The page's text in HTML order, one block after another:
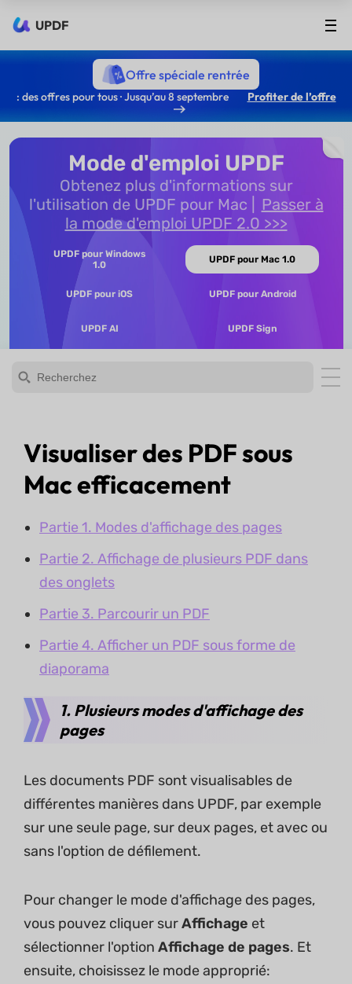
UPDF
Offre spéciale rentrée
: des offres pour tous · Jusqu’au 8 septembre Profiter de l’offre
Mode d'emploi UPDF
Obtenez plus d'informations sur
l'utilisation de UPDF pour Mac
Passer à
la mode d'emploi UPDF 2.0 >>>
UPDF pour Windows
1.0
UPDF pour Mac 1.0
UPDF pour iOS UPDF pour Android
UPDF AI UPDF Sign
Visualiser des PDF sous
Mac efficacement
Partie 1. Modes d'affichage des pages
Partie 2. Affichage de plusieurs PDF dans
des onglets
Partie 3. Parcourir un PDF
Partie 4. Afficher un PDF sous forme de
diaporama
1. Plusieurs modes d'affichage des
pages
Les documents PDF sont visualisables de
différentes manières dans UPDF, par exemple
sur une seule page, sur deux pages, et avec ou
sans l'option de défilement.
Pour changer le mode d'affichage des pages,
vous pouvez cliquer surAffichage et
sélectionner l'option Affichage de pages. Et
ensuite, choisissez le mode approprié: